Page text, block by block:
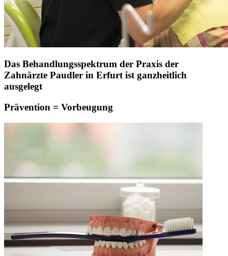
Das Behandlungsspektrum der Praxis der
Zahnärzte Paudler in Erfurt ist ganzheitlich
ausgelegt
Prävention = Vorbeugung